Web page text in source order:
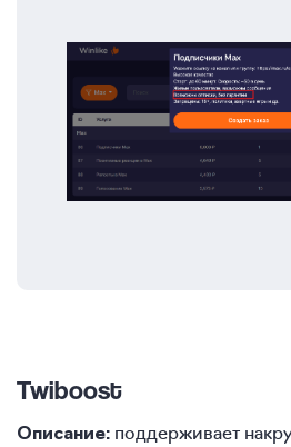
Twiboost
Описание: поддерживает